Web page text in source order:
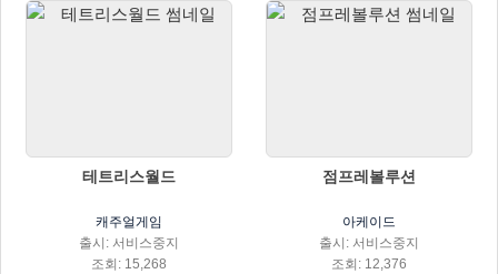
테트리스월드
캐주얼게임
출시: 서비스중지
조회: 15,268
점프레볼루션
아케이드
출시: 서비스중지
조회: 12,376